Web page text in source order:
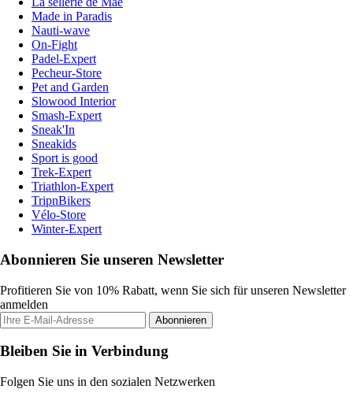
Made in Paradis
Nauti-wave
On-Fight
Padel-Expert
Pecheur-Store
Pet and Garden
Slowood Interior
Smash-Expert
Sneak'In
Sneakids
Sport is good
Trek-Expert
Triathlon-Expert
TripnBikers
Vélo-Store
Winter-Expert
Abonnieren Sie unseren Newsletter
Profitieren Sie von 10% Rabatt, wenn Sie sich für unseren Newsletter
anmelden
Abonnieren
Bleiben Sie in Verbindung
Folgen Sie uns in den sozialen Netzwerken